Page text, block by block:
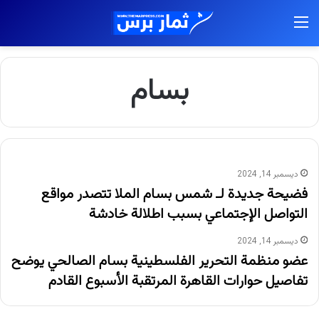
بسام
ديسمبر 14, 2024
فضيحة جديدة لـ شمس بسام الملا تتصدر مواقع
التواصل الإجتماعي بسبب اطلالة خادشة
ديسمبر 14, 2024
عضو منظمة التحرير الفلسطينية بسام الصالحي يوضح
تفاصيل حوارات القاهرة المرتقبة الأسبوع القادم